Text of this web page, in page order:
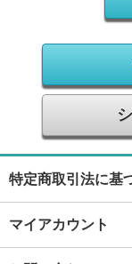
特定商取引法に基
マイアカウント